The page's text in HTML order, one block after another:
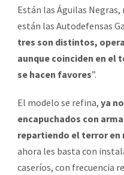
Están las Águilas
están las Autodefensas
tres son distintos,
aunque coinciden en el
se hacen favores”.
El modelo se refina, ya
encapuchados con
repartiendo el terror en
ahora les basta con
caseríos, con frecuencia